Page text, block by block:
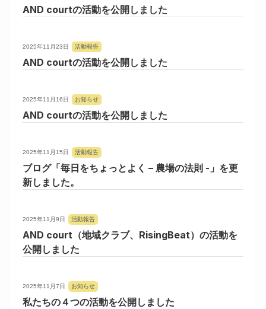
AND courtの活動を公開しました
2025年11月23日 活動報告
AND courtの活動を公開しました
2025年11月16日 お知らせ
AND courtの活動を公開しました
2025年11月15日 活動報告
ブログ「毎日をちょっとよく – 農場の法則 -」を更
新しました。
2025年11月9日 活動報告
AND court（地域クラブ、RisingBeat）の活動を
公開しました
2025年11月7日 お知らせ
私たちの４つの活動を公開しました